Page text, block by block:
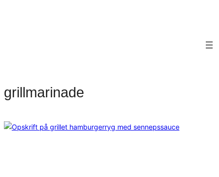
grillmarinade